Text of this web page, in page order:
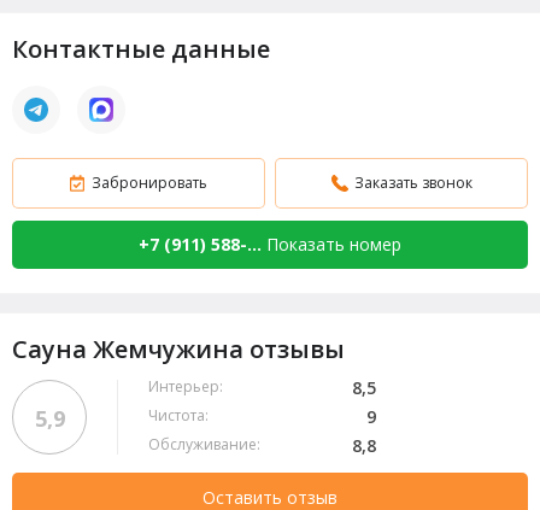
Контактные данные
Забронировать Заказать звонок
+7 (911) 588-... Показать номер
Сауна Жемчужина отзывы
5,9
Интерьер: 8,5
Чистота: 9
Обслуживание: 8,8
Оставить отзыв